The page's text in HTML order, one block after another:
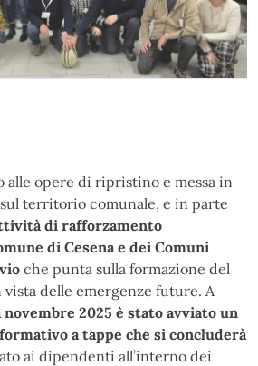
alle opere di ripristino e messa in
territorio comunale, e in parte
di rafforzamento
di Cesena e dei Comuni
che punta sulla formazione del
delle emergenze future. A
novembre 2025 è stato avviato un
a tappe che si concluderà
ai dipendenti all’interno dei